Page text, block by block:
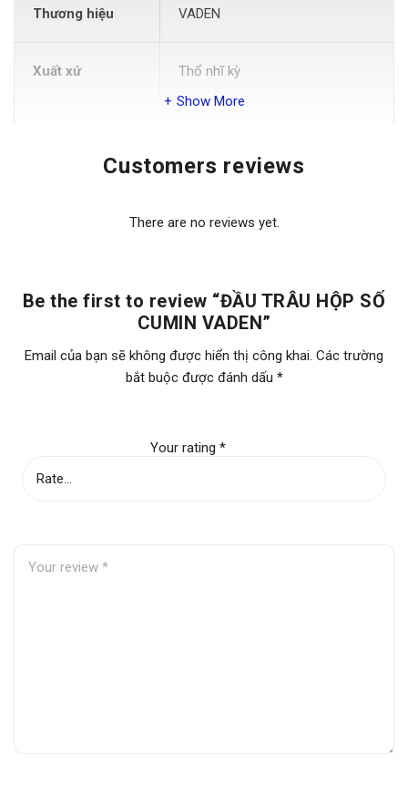
Thương hiệu VADEN
Xuất xứ Thổ nhĩ kỳ
Chất liệu Nhôm
Chức năng Nối giữa sau máy và hộp số
Phân loại sản
Show More
Customers reviews
There are no reviews yet.
Be the first to review “ĐẦU TRÂU HỘP SỐ
CUMIN VADEN”
Email của bạn sẽ không được hiển thị công khai. Các trường
bắt buộc được đánh dấu *
Your rating *